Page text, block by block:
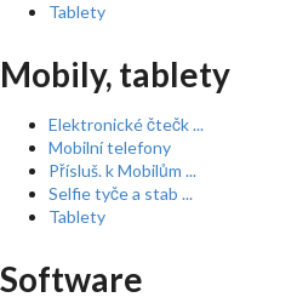
Tablety
Mobily, tablety
Elektronické čtečk ...
Mobilní telefony
Přísluš. k Mobilům ...
Selfie tyče a stab ...
Tablety
Software